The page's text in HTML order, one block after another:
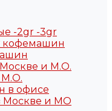
-2gr -3gr
кофемашин
и М.О.
М.О.
в офисе
Москве и МО